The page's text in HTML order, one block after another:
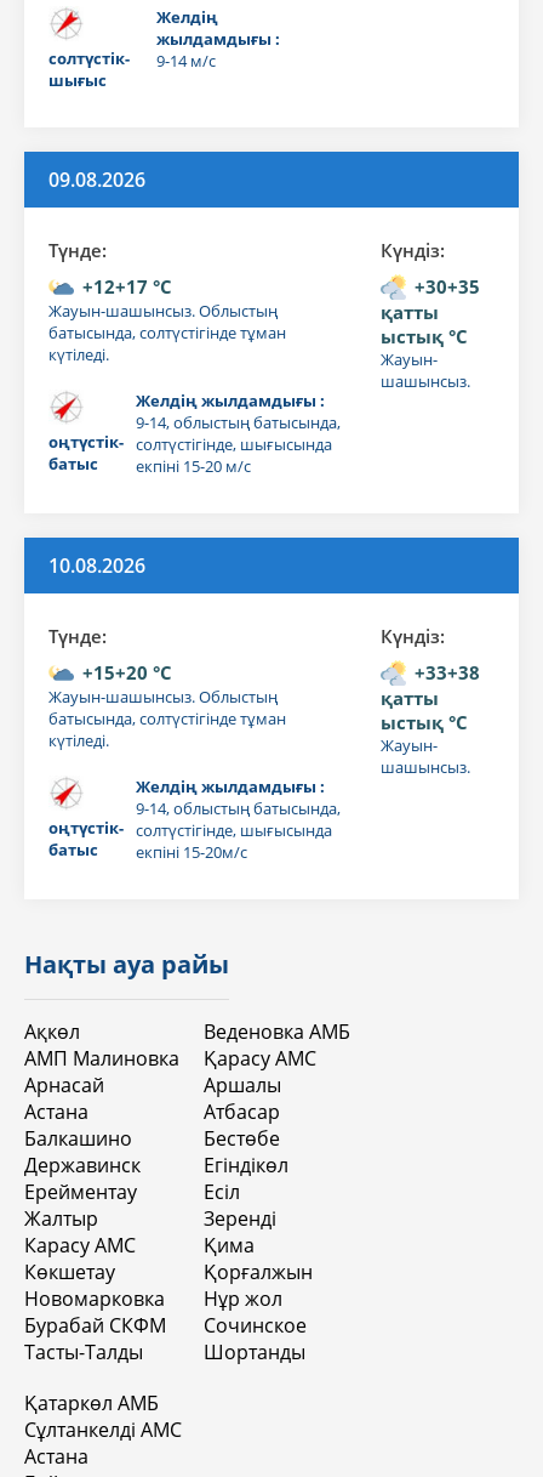
солтүстік-
шығыс
Желдің
жылдамдығы :
9-14 м/с
09.08.2026
Түнде:
+12+17 °C
Жауын-шашынсыз. Облыстың
батысында, солтүстігінде тұман
күтіледі.
оңтүстік-
батыс
Желдің жылдамдығы :
9-14, облыстың батысында,
солтүстігінде, шығысында
екпіні 15-20 м/с
Күндiз:
+30+35
қатты
ыстық °C
Жауын-
шашынсыз.
10.08.2026
Түнде:
+15+20 °C
Жауын-шашынсыз. Облыстың
батысында, солтүстігінде тұман
күтіледі.
оңтүстік-
батыс
Желдің жылдамдығы :
9-14, облыстың батысында,
солтүстігінде, шығысында
екпіні 15-20м/с
Күндiз:
+33+38
қатты
ыстық °C
Жауын-
шашынсыз.
Нақты ауа райы
Ақкөл
АМП Малиновка
Арнасай
Астана
Балкашино
Державинск
Ерейментау
Жалтыр
Карасу АМС
Көкшетау
Новомарковка
Бурабай СКФМ
Тасты-Талды
Веденовка АМБ
Қарасу АМС
Аршалы
Атбасар
Бестөбе
Егіндікөл
Есіл
Зеренді
Қима
Қорғалжын
Нұр жол
Сочинское
Шортанды
Қатаркөл АМБ
Сұлтанкелді АМС
Астана